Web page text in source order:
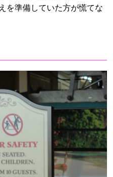
を準備していた方が慌てな